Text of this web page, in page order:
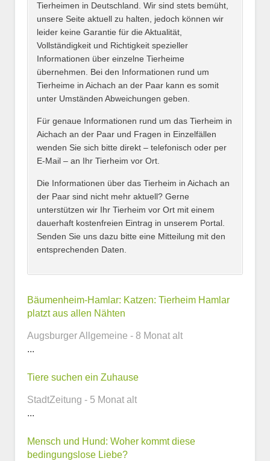
E-Mail*
Name des Tierheims*
Kontaktmöglichkeiten
E-Mail-Adresse
Webseite
Tierheimen in Deutschland. Wir sind stets bemüht,
unsere Seite aktuell zu halten, jedoch können wir
leider keine Garantie für die Aktualität,
Vollständigkeit und Richtigkeit spezieller
Informationen über einzelne Tierheime
übernehmen. Bei den Informationen rund um
Tierheime in Aichach an der Paar kann es somit
unter Umständen Abweichungen geben.
Für genaue Informationen rund um das Tierheim in
Aichach an der Paar und Fragen in Einzelfällen
wenden Sie sich bitte direkt – telefonisch oder per
E-Mail – an Ihr Tierheim vor Ort.
Die Informationen über das Tierheim in Aichach an
der Paar sind nicht mehr aktuell? Gerne
unterstützen wir Ihr Tierheim vor Ort mit einem
dauerhaft kostenfreien Eintrag in unserem Portal.
Senden Sie uns dazu bitte eine Mitteilung mit den
entsprechenden Daten.
Bäumenheim-Hamlar: Katzen: Tierheim Hamlar
platzt aus allen Nähten
Augsburger Allgemeine - 8 Monat alt
...
Tiere suchen ein Zuhause
StadtZeitung - 5 Monat alt
...
Mensch und Hund: Woher kommt diese
bedingungslose Liebe?